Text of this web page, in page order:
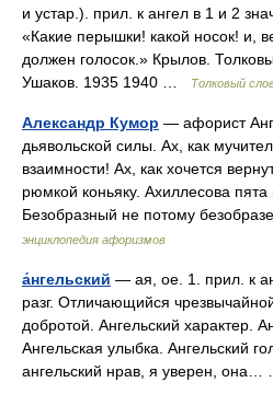
и устар.). прил. к ангел в 1 и 2
«Какие перышки! какой носок! и,
должен голосок.» Крылов.
Ушаков. 1935 1940 …
Толковый
Александр Кумор — афорист
дьявольской силы. Ах, как
взаимности! Ах, как хочется
рюмкой коньяку. Ахиллесова пята
Безобразный не потому
энциклопедия афоризмов
а́нгельский — ая, ое. 1. прил. к
разг. Отличающийся
добротой. Ангельский характер.
Ангельская улыбка. Ангельский
ангельский нрав, я уверен,